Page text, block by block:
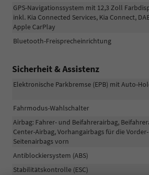
GPS-Navigationssystem mit 12,3 Zoll
inkl. Kia Connected Services, Kia Connect,
Apple CarPlay
Bluetooth-Freisprecheinrichtung
Sicherheit & Assistenz
Elektronische Parkbremse (EPB) mit Auto-
Fahrmodus-Wahlschalter
Airbag: Fahrer- und Beifahrerairbag,
Center-Airbag, Vorhangairbags für die
Seitenairbags vorn
Antiblockiersystem (ABS)
Stabilitätskontrolle (ESC)